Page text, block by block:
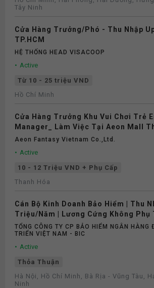
Tây Ninh
Cửa Hàng Trưởng/Phó - Thu Nhập
TP.HCM
HỆ THỐNG HEAD VISACOOP
Active
Từ 10 - 25 triệu VND
Hồ Chí Minh
Cửa Hàng Trưởng Khu Vui Chơi Trẻ
Manager_ Làm Việc Tại Aeon Mall
Aeon Fantasy Vietnam Co.,ltd.
Active
10 - 12 Triệu VND + Phụ Cấp
Thanh Hóa
Cán Bộ Kinh Doanh Bảo Hiểm | Thu
Triệu/Năm | Lương Cứng Không Phụ
Số
TỔNG CÔNG TY CP BẢO HIỂM NGÂN HÀNG
TRIỂN VIỆT NAM - BIC
Active
Thỏa Thuận
Hà Nội, Hồ Chí Minh, Bà Rịa - Vũng Tàu,
Ninh